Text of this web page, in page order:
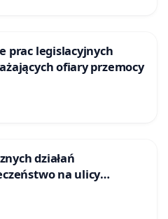
prac legislacyjnych
rodzinnego narażających ofiary przemocy
działań
na ulicy